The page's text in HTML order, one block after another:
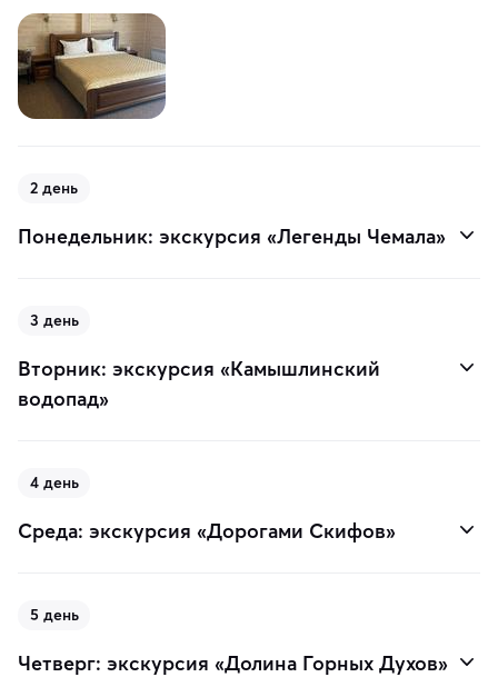
2 день
Понедельник: экскурсия «Легенды Чемала»
3 день
Вторник: экскурсия «Камышлинский
водопад»
4 день
Среда: экскурсия «Дорогами Скифов»
5 день
Четверг: экскурсия «Долина Горных Духов»